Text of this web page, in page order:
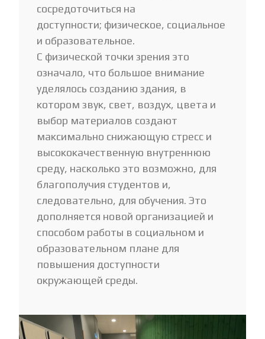
сосредоточиться на
доступности; физическое, социальное
и образовательное.
С физической точки зрения это
означало, что большое внимание
уделялось созданию здания, в
котором звук, свет, воздух, цвета и
выбор материалов создают
максимально снижающую стресс и
высококачественную внутреннюю
среду, насколько это возможно, для
благополучия студентов и,
следовательно, для обучения. Это
дополняется новой организацией и
способом работы в социальном и
образовательном плане для
повышения доступности
окружающей среды.